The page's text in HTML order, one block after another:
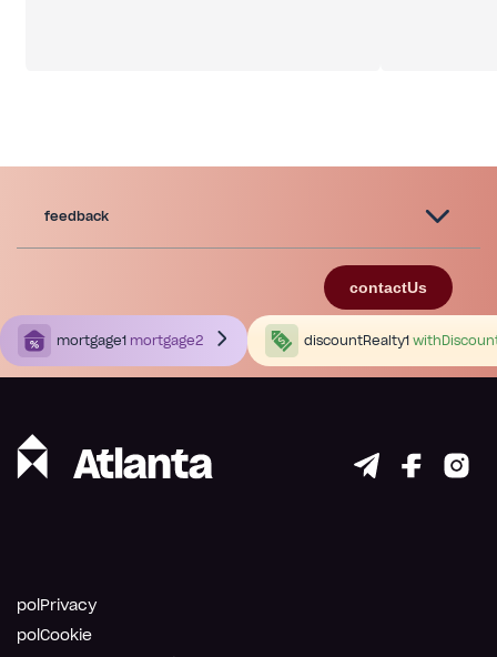
feedback
contactUs
mortgage1 mortgage2 discountRealty1
polPrivacy
polCookie